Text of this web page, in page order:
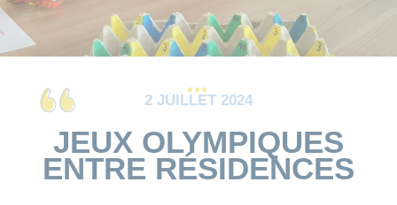
2 JUILLET 2024
JEUX OLYMPIQUES
ENTRE RÉSIDENCES